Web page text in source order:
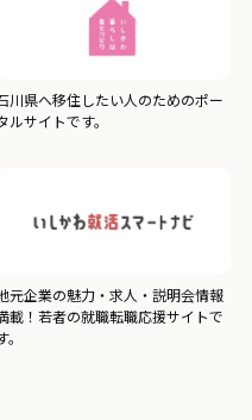
川県へ移住したい人のためのポー
ルサイトです。
元企業の魅力・求人・説明会情報
載！若者の就職転職応援サイトで
。